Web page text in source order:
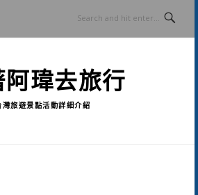
阿瑋去旅行
灣旅遊景點活動詳細介紹